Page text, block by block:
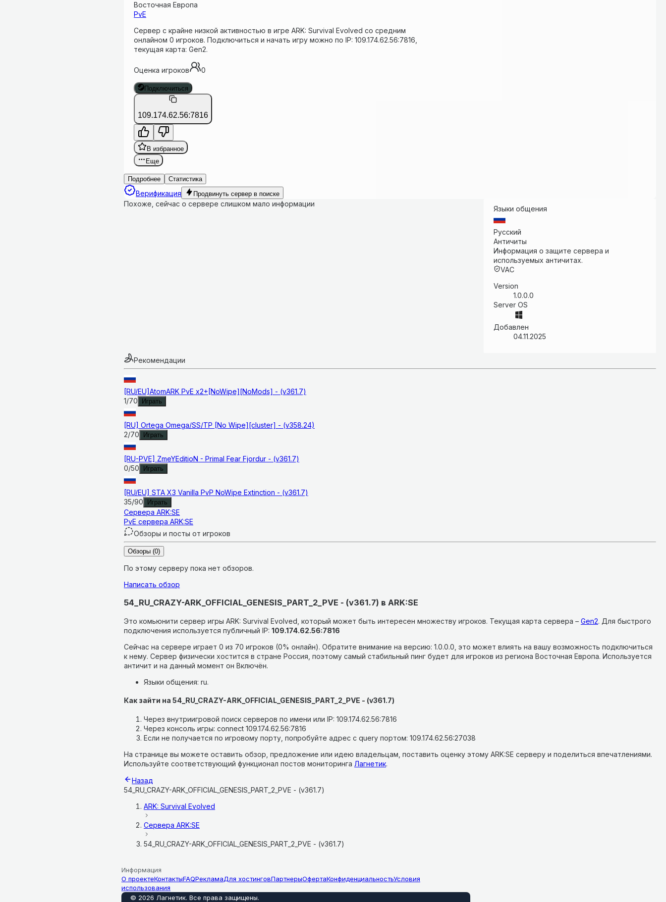
Восточная Европа
PvE
Сервер с крайне низкой активностью в игре ARK: Survival Evolved со средним
онлайном 0 игроков. Подключиться и начать игру можно по IP: 109.174.62.56:7816,
текущая карта: Gen2.
Оценка игроков 0
Подключиться
109.174.62.56:7816
В избранное
Еще
Подробнее Статистика
Верификация Продвинуть сервер в поиске
Похоже, сейчас о сервере слишком мало информации
Языки общения
Русский
Античиты
Информация о защите сервера и
используемых античитах.
VAC
Version
1.0.0.0
Server OS
Добавлен
04.11.2025
Рекомендации
[RU/EU]AtomARK PvE x2+[NoWipe][NoMods] - (v361.7)
1/70 Играть
[RU] Ortega Omega/SS/TP [No Wipe][cluster] - (v358.24)
2/70 Играть
[RU-PVE] ZmeYEditioN - Primal Fear Fjordur - (v361.7)
0/50 Играть
[RU/EU] STA X3 Vanilla PvP NoWipe Extinction - (v361.7)
35/90 Играть
Сервера ARK:SE
PvE сервера ARK:SE
Обзоры и посты от игроков
Обзоры (0)
По этому серверу пока нет обзоров.
Написать обзор
54_RU_CRAZY-ARK_OFFICIAL_GENESIS_PART_2_PVE - (v361.7) в ARK:SE
Это комьюнити сервер игры ARK: Survival Evolved, который может быть интересен множеству игроков. Текущая карта сервера – Gen2. Для быстрого
подключения используется публичный IP: 109.174.62.56:7816
Сейчас на сервере играет 0 из 70 игроков (0% онлайн). Обратите внимание на версию: 1.0.0.0, это может влиять на вашу возможность подключиться
к нему. Сервер физически хостится в стране Россия, поэтому самый стабильный пинг будет для игроков из региона Восточная Европа. Используется
античит и на данный момент он Включён.
Языки общения: ru.
Как зайти на 54_RU_CRAZY-ARK_OFFICIAL_GENESIS_PART_2_PVE - (v361.7)
Через внутриигровой поиск серверов по имени или IP: 109.174.62.56:7816
Через консоль игры: connect 109.174.62.56:7816
Если не получается по игровому порту, попробуйте адрес с query портом: 109.174.62.56:27038
На странице вы можете оставить обзор, предложение или идею владельцам, поставить оценку этому ARK:SE серверу и поделиться впечатлениями.
Используйте соответствующий функционал постов мониторинга Лагнетик.
Назад
54_RU_CRAZY-ARK_OFFICIAL_GENESIS_PART_2_PVE - (v361.7)
ARK: Survival Evolved
Сервера ARK:SE
54_RU_CRAZY-ARK_OFFICIAL_GENESIS_PART_2_PVE - (v361.7)
Информация
О проектеКонтактыFAQРекламаДля хостинговПартнерыОфертаКонфиденциальностьУсловия
использования
© 2026 Лагнетик. Все права защищены.